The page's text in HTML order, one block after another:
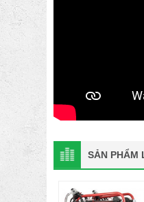
SẢN PHẨM